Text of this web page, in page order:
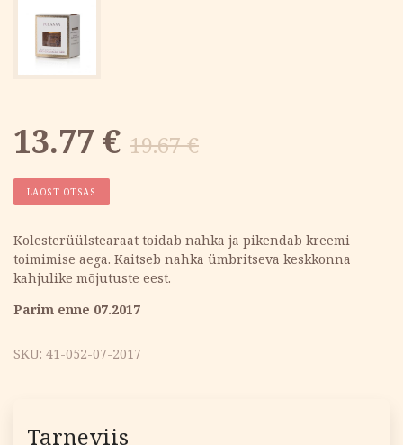
19.67€
Algne
hind
oli:
19.67 €.
13.77 €
Current
price
is:
13.77 €.
LAOST OTSAS
Kolesterüülstearaat toidab nahka ja pikendab kreemi
toimimise aega. Kaitseb nahka ümbritseva keskkonna
kahjulike mõjutuste eest.
Parim enne 07.2017
SKU: 41-052-07-2017
Tarneviis